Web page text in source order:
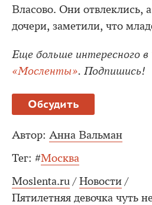
Власово. Они отвлеклись,
дочери, заметили, что
Еще больше интересного в
«Мосленты». Подпишись!
Обсудить
Автор: Анна Вальман
Тег: #Москва
Moslenta.ru / Новости /
Пятилетняя девочка чуть